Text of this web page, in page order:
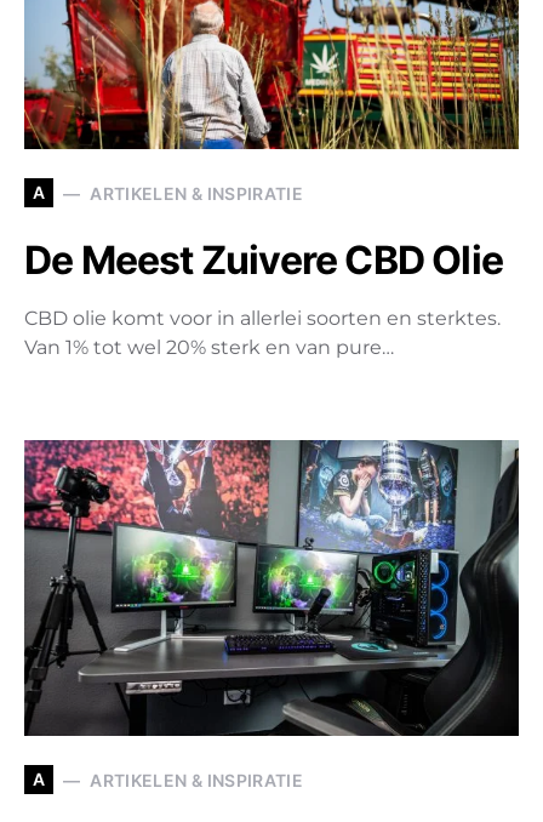
A ARTIKELEN & INSPIRATIE
De Meest Zuivere CBD Olie
CBD olie komt voor in allerlei soorten en sterktes.
Van 1% tot wel 20% sterk en van pure…
A ARTIKELEN & INSPIRATIE